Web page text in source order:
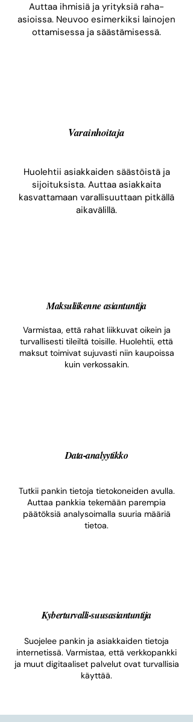
Auttaa ihmisiä ja yrityksiä raha-
asioissa. Neuvoo esimerkiksi lainojen
ottamisessa ja säästämisessä.
Varainhoitaja​
Huolehtii asiakkaiden säästöistä ja
sijoituksista. Auttaa asiakkaita
kasvattamaan varallisuuttaan pitkällä
aikavälillä.
Maksuliikenne asiantuntija
Varmistaa, että rahat liikkuvat oikein ja
turvallisesti tileiltä toisille. Huolehtii, että
maksut toimivat sujuvasti niin kaupoissa
kuin verkossakin.
Data-analyytikko​
Tutkii pankin tietoja tietokoneiden avulla.
Auttaa pankkia tekemään parempia
päätöksiä analysoimalla suuria määriä
tietoa.
Kyberturvalli-suusasiantuntija
Suojelee pankin ja asiakkaiden tietoja
internetissä. Varmistaa, että verkkopankki
ja muut digitaaliset palvelut ovat turvallisia
käyttää.